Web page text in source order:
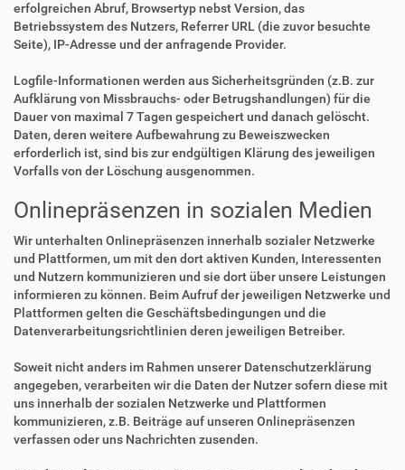
erfolgreichen Abruf, Browsertyp nebst Version, das
Betriebssystem des Nutzers, Referrer URL (die zuvor besuchte
Seite), IP-Adresse und der anfragende Provider.
Logfile-Informationen werden aus Sicherheitsgründen (z.B. zur
Aufklärung von Missbrauchs- oder Betrugshandlungen) für die
Dauer von maximal 7 Tagen gespeichert und danach gelöscht.
Daten, deren weitere Aufbewahrung zu Beweiszwecken
erforderlich ist, sind bis zur endgültigen Klärung des jeweiligen
Vorfalls von der Löschung ausgenommen.
Onlinepräsenzen in sozialen Medien
Wir unterhalten Onlinepräsenzen innerhalb sozialer Netzwerke
und Plattformen, um mit den dort aktiven Kunden, Interessenten
und Nutzern kommunizieren und sie dort über unsere Leistungen
informieren zu können. Beim Aufruf der jeweiligen Netzwerke und
Plattformen gelten die Geschäftsbedingungen und die
Datenverarbeitungsrichtlinien deren jeweiligen Betreiber.
Soweit nicht anders im Rahmen unserer Datenschutzerklärung
angegeben, verarbeiten wir die Daten der Nutzer sofern diese mit
uns innerhalb der sozialen Netzwerke und Plattformen
kommunizieren, z.B. Beiträge auf unseren Onlinepräsenzen
verfassen oder uns Nachrichten zusenden.